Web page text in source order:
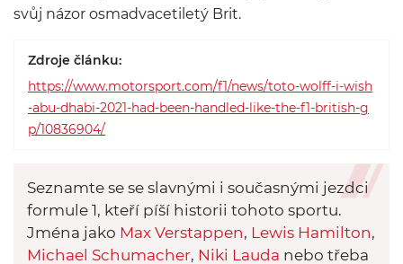
svůj názor osmadvacetiletý Brit.
Zdroje článku:
https://www.motorsport.com/f1/news/toto-wolff-i-wish
-abu-dhabi-2021-had-been-handled-like-the-f1-british-g
p/10836904/
Seznamte se se slavnými i současnými jezdci
formule 1, kteří píší historii tohoto sportu.
Jména jako Max Verstappen, Lewis Hamilton,
Michael Schumacher, Niki Lauda nebo třeba